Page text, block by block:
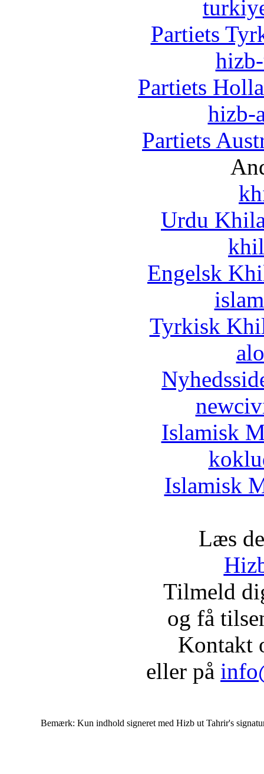
Partiets
Partiets
hizb-
Partiets
Urdu
Engelsk
Tyrkisk
Islamisk
Islamisk
Læs
Tilmeld
og få
Kontakt
eller på
Bemærk: Kun indhold signeret med Hizb ut Tahrir's